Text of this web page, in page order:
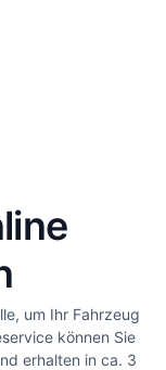
um Ihr Fahrzeug
können Sie
erhalten in ca. 3